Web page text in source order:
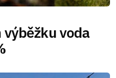
voda